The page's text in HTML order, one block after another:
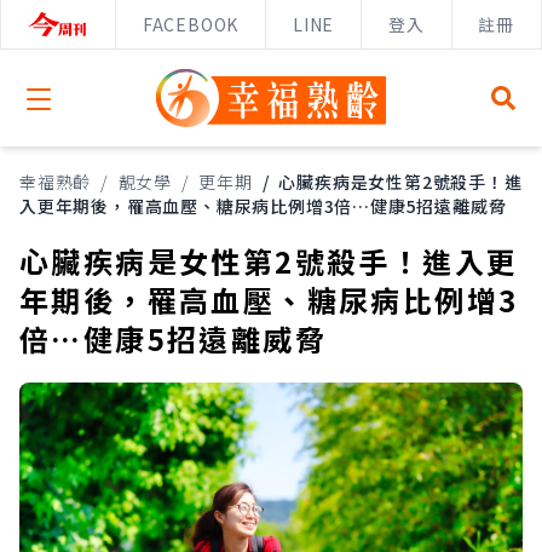
FACEBOOK LINE 登入 註冊
Open menu
幸福熟齡 / 靚女學 / 更年期 / 心臟疾病是女性第2號殺手！進
入更年期後，罹高血壓、糖尿病比例增3倍…健康5招遠離威脅
心臟疾病是女性第2號殺手！進入更
年期後，罹高血壓、糖尿病比例增3
倍…健康5招遠離威脅